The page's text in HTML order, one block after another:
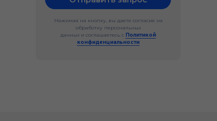
Нажимая на кнопку, вы даете согласие на
обработку персональных
данных и соглашаетесь c Политикой
конфиденциальности